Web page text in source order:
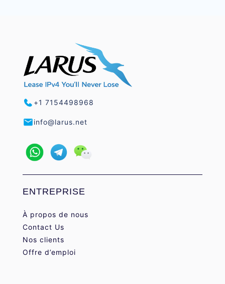
+1 7154498968
info@larus.net
ENTREPRISE
À propos de nous
Contact Us
Nos clients
Offre d’emploi